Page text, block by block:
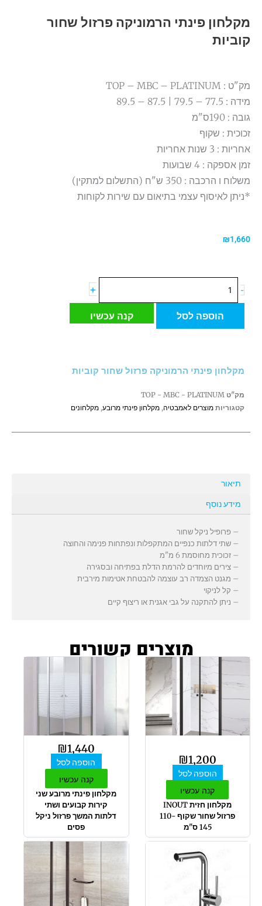
מקלחון פינתי הרמוניקה פרזול שחור
קוביות
מק"ט : TOP – MBC – PLATINUM
מידה : 77.5 – 79.5 | 87.5 – 89.5
גובה : 190ס"מ
זכוכית : שקוף
אחריות : 3 שנות אחריות
זמן אספקה : 4 שבועות
משלוח ו הרכבה : 350 ש"ח (התשלום למתקין)
*ניתן לאיסוף עצמי בתיאום עם שירות לקוחות
₪1,660
-
של
פינתי
קוביות
+
הוספה לסל קנה עכשיו
מקלחון פינתי הרמוניקה פרזול שחור קוביות
מק"ט TOP - MBC - PLATINUM
קטגוריות מוצרים לאמבטיה, מקלחון פינתי מרובע, מקלחונים
תיאור
מידע נוסף
– פרופיל ניקל שחור
– שתי דלתות כנפיים המתקפלות ונפתחות פנימה והחוצה
– זכוכית מחוסמת 6 מ"מ
– צירים מיוחדים להרמת הדלת בפתיחה ובסגירה
– מגנט הצמדה רב עוצמה להבטחת אטימות מירבית
– קל לניקוי
– ניתן להתקנה על גבי אגנית או ריצוף קיים
מוצרים קשורים
₪1,200
הוספה לסל
קנה עכשיו
מקלחון חזית INOUT
פרזול שחור שקוף 110-
145 ס"מ
₪1,440
הוספה לסל
קנה עכשיו
מקלחון פינתי מרובע שני
קירות קבועים ושתי
דלתות המשך פרזול ניקל
פסים
מספר
סוגים.